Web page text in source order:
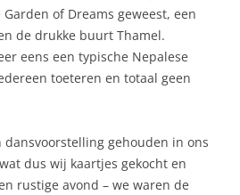
of Dreams geweest, een
de drukke buurt Thamel.
eens een typische Nepalese
toeteren en totaal geen
dansvoorstelling gehouden in ons
dus wij kaartjes gekocht en
rustige avond – we waren de